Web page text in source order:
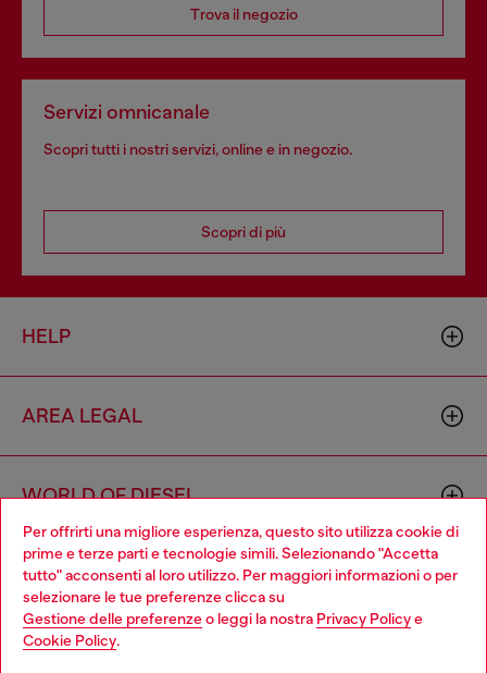
Per offrirti una migliore esperienza, questo sito utilizza cookie di
prime e terze parti e tecnologie simili. Selezionando "Accetta
tutto" acconsenti al loro utilizzo. Per maggiori informazioni o per
selezionare le tue preferenze clicca su
Gestione delle preferenzeo leggi la nostra Privacy Policye
Cookie Policy.
Trova il negozio
Servizi omnicanale
Scopri tutti i nostri servizi, online e in negozio.
Scopri di più
HELP
AREA LEGAL
WORLD OF DIESEL
CORPORATE
Choose your location
You are currently browsing Svizzera website, but it seems you
may be based in United States